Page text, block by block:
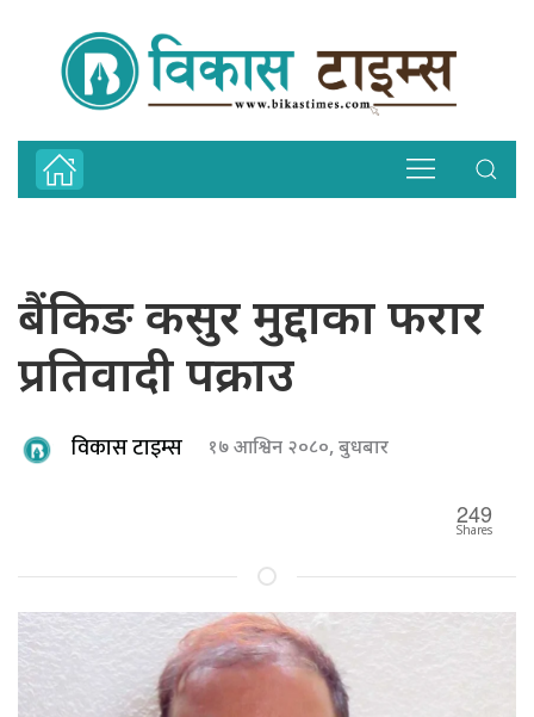
बैंकिङ कसुर मुद्दाका फरार
प्रतिवादी पक्राउ
विकास टाइम्स १७ आश्विन २०८०, बुधबार
249
Shares